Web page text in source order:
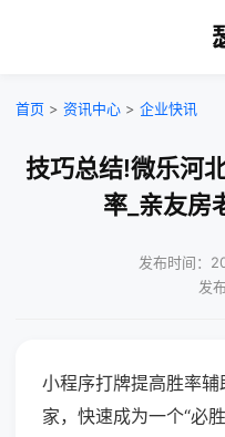
首页 > 资讯中心 > 企业快讯
技巧总结!微乐河
率_亲友房
发布时间：
发
小程序打牌提高胜率
家，快速成为一个“必